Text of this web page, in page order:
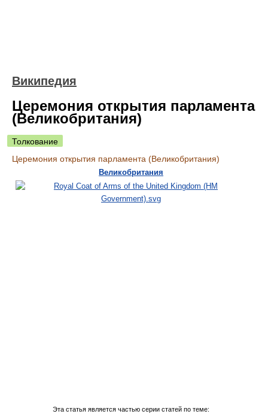
Википедия
Церемония открытия парламента
(Великобритания)
Толкование
Церемония открытия парламента (Великобритания)
Великобритания
Эта статья является частью серии статей по теме: